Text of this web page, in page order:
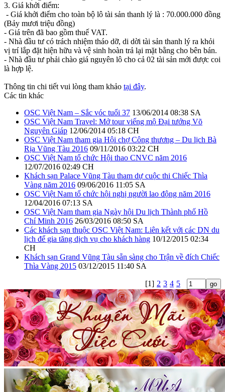
3. Giá khởi điểm:
- Giá khởi điểm cho toàn bộ lô tài sản thanh lý là : 70.000.000 đồng
(Bảy mươi triệu đồng)
- Giá trên đã bao gồm thuế VAT.
- Nhà đầu tư có trách nhiệm tháo dỡ, di dời tài sản thanh lý ra khỏi
vị trí lắp đặt hiện hữu và vệ sinh hoàn trả lại mặt bằng cho bên bán.
- Nhà đầu tư phải chào giá nguyên lô cho cả 02 tài sản mới được coi
là hợp lệ.
Thông tin chi tiết vui lòng tham khảo tại đây.
Các tin khác
OSC Việt Nam – Sắc vóc tuổi 37 13/06/2014 08:38 SA
OSC Việt Nam Travel: Mở tour viếng mộ Đại tướng Võ
Nguyên Giáp 12/06/2014 05:18 CH
OSC Việt Nam tham gia Hội chợ Công thương – Du lịch Bà
Rịa Vũng Tàu 2016 09/11/2016 03:22 CH
OSC Việt Nam tổ chức Hội thao CNVC năm 2016
12/07/2016 02:49 CH
Khách sạn Palace Vũng Tàu tham dự cuộc thi Chiếc Thìa
Vàng năm 2016 09/06/2016 11:05 SA
OSC Việt Nam tổ chức hội nghị người lao động năm 2016
12/04/2016 07:13 SA
OSC Việt Nam tham gia Ngày hội Du lịch Thành phố Hồ
Chí Minh 2016 26/03/2016 08:50 SA
Các khách sạn thuộc OSC Việt Nam: Liên kết với các DN du
lịch để gia tăng dịch vụ cho khách hàng 10/12/2015 02:34
CH
Khách sạn Grand Vũng Tàu sẵn sàng cho Trận về đích Chiếc
Thìa Vàng 2015 03/12/2015 11:40 SA
[1] 2 3 4 5